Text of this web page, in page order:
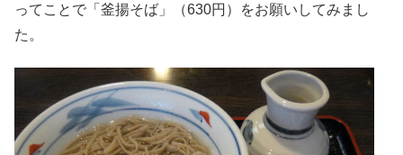
ってことで「釜揚そば」（630円）をお願いしてみまし
た。